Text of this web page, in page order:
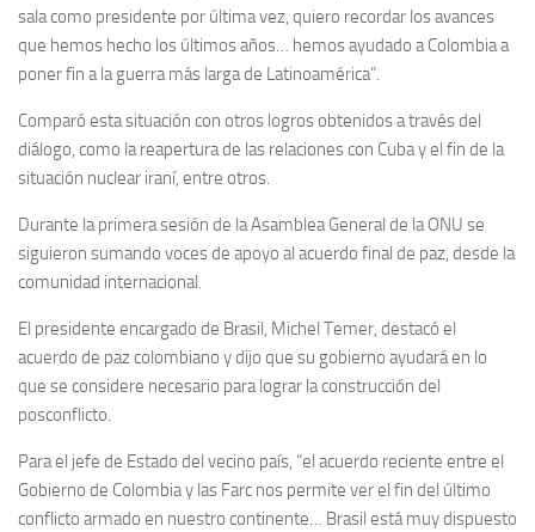
sala como presidente por última vez, quiero recordar los avances
que hemos hecho los últimos años… hemos ayudado a Colombia a
poner fin a la guerra más larga de Latinoamérica”.
Comparó esta situación con otros logros obtenidos a través del
diálogo, como la reapertura de las relaciones con Cuba y el fin de la
situación nuclear iraní, entre otros.
Durante la primera sesión de la Asamblea General de la ONU se
siguieron sumando voces de apoyo al acuerdo final de paz, desde la
comunidad internacional.
El presidente encargado de Brasil, Michel Temer, destacó el
acuerdo de paz colombiano y dijo que su gobierno ayudará en lo
que se considere necesario para lograr la construcción del
posconflicto.
Para el jefe de Estado del vecino país, “el acuerdo reciente entre el
Gobierno de Colombia y las Farc nos permite ver el fin del último
conflicto armado en nuestro continente… Brasil está muy dispuesto